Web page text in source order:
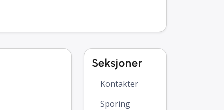
Seksjoner
Kontakter
Sporing